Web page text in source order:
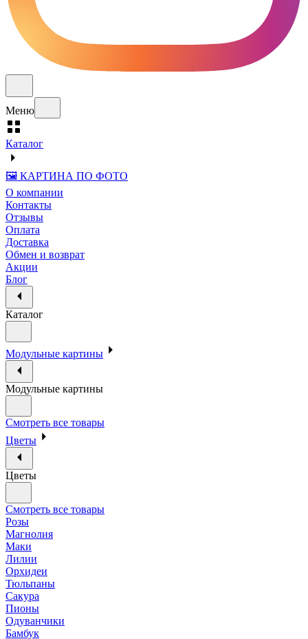
Меню
Каталог
🖼️ КАРТИНА ПО ФОТО
О компании
Контакты
Отзывы
Оплата
Доставка
Обмен и возврат
Акции
Блог
Каталог
Модульные картины
Модульные картины
Смотреть все товары
Цветы
Цветы
Смотреть все товары
Розы
Магнолия
Маки
Лилии
Орхидеи
Тюльпаны
Сакура
Пионы
Одуванчики
Бамбук